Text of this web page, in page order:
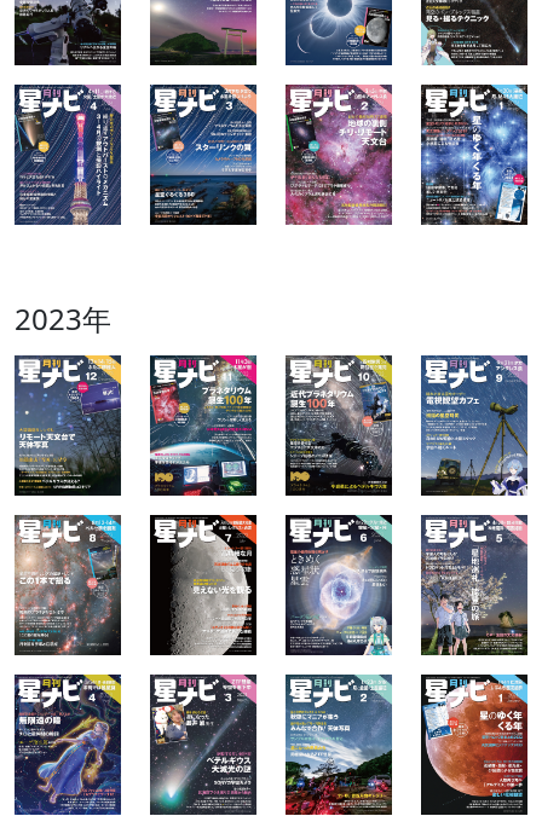
2023年